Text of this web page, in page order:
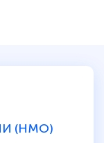
(НМО)